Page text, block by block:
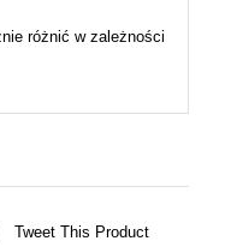
różnić w zależności
Tweet This Product